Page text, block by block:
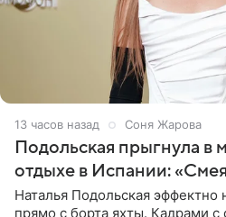
13 часов назад Соня Жарова
Подольская прыгнула в
отдыхе в Испании:
Наталья Подольская
прямо с борта яхты. Кадрами с